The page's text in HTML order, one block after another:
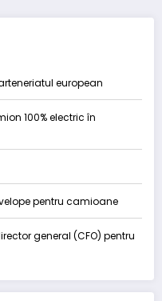
european
100% electric în
pentru camioane
general (CFO) pentru